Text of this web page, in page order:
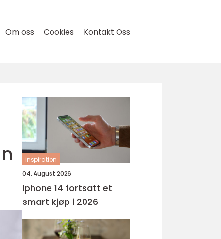
Om oss Cookies Kontakt Oss
inspiration
04. August 2026
Iphone 14 fortsatt et
smart kjøp i 2026